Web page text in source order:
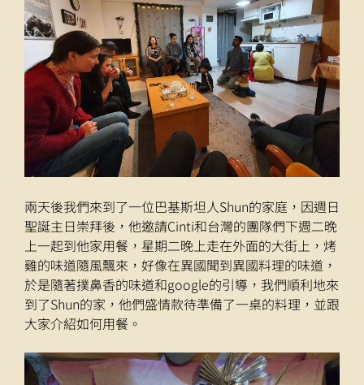
兩天後我們來到了一位巴基斯坦人Shun的家庭，因週日
聖誕主日崇拜後，他邀請Cinti和台灣的團隊們下週二晚
上一起到他家用餐，星期二晚上走在外面的大街上，烤
雞的味道隨風飄來，好像在異國聞到異國料理的味道，
於是隨著撲鼻香的味道和google的引導，我們順利地來
到了Shun的家，他們盛情款待準備了一桌的料理，並跟
大家介紹如何用餐。